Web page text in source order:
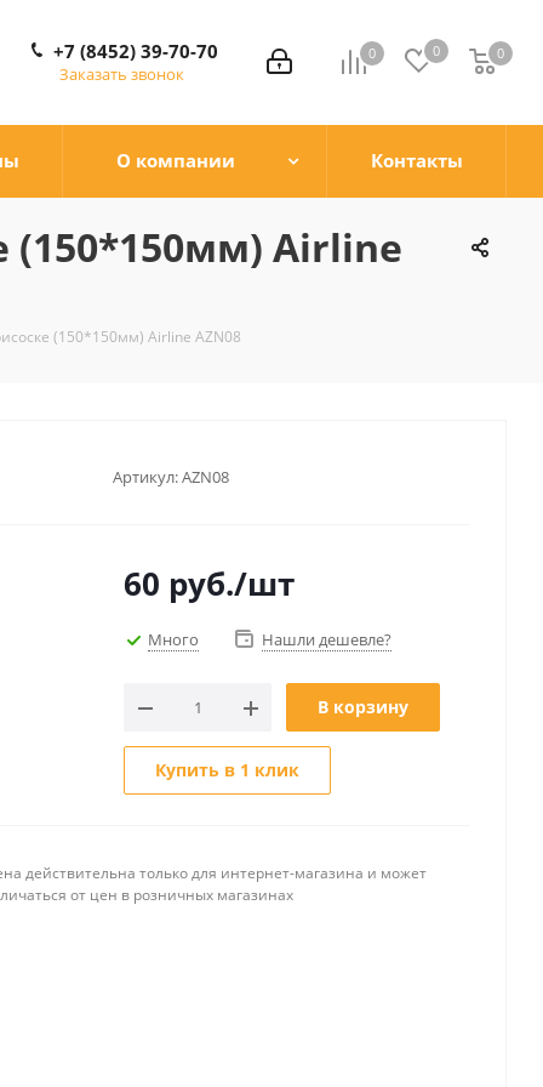
0 0 0
0
+7 (8452) 39-70-70
Заказать звонок
О компании Контакты
(150*150мм) Airline
(150*150мм) Airline AZN08
Артикул:AZN08
60 руб./шт
Много Нашли дешевле?
В корзину
Купить в 1 клик
действительна только для интернет-магазина и может
от цен в розничных магазинах